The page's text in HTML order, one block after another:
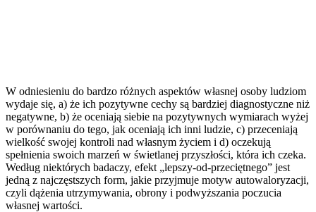
W odniesieniu do bardzo różnych aspektów własnej osoby ludziom
wydaje się, a) że ich pozytywne cechy są bardziej diagnostyczne niż
negatywne, b) że oceniają siebie na pozytywnych wymiarach wyżej
w porównaniu do tego, jak oceniają ich inni ludzie, c) przeceniają
wielkość swojej kontroli nad własnym życiem i d) oczekują
spełnienia swoich marzeń w świetlanej przyszłości, która ich czeka.
Według niektórych badaczy, efekt „lepszy-od-przeciętnego” jest
jedną z najczęstszych form, jakie przyjmuje motyw autowaloryzacji,
czyli dążenia utrzymywania, obrony i podwyższania poczucia
własnej wartości.